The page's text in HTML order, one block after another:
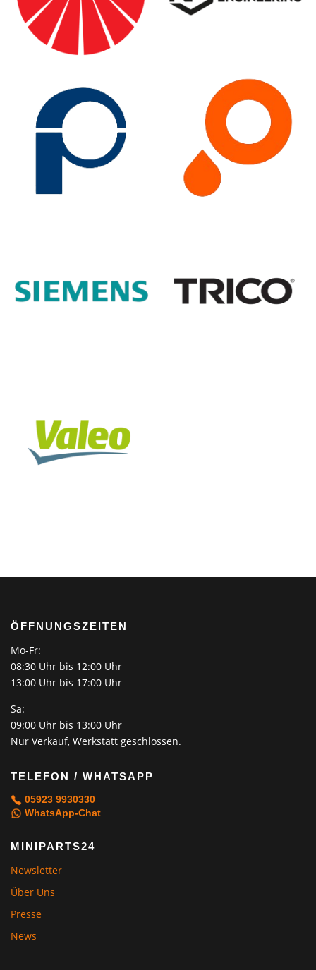
ÖFFNUNGSZEITEN
Mo-Fr:
08:30 Uhr bis 12:00 Uhr
13:00 Uhr bis 17:00 Uhr
Sa:
09:00 Uhr bis 13:00 Uhr
Nur Verkauf, Werkstatt geschlossen.
TELEFON / WHATSAPP
05923 9930330
WhatsApp-Chat
MINIPARTS24
Newsletter
Über Uns
Presse
News